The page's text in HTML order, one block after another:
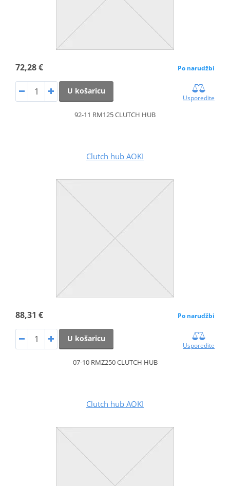
72,28 € Po narudžbi
U košaricu
Usporedite
92-11 RM125 CLUTCH HUB
Clutch hub AOKI
88,31 € Po narudžbi
U košaricu
Usporedite
07-10 RMZ250 CLUTCH HUB
Clutch hub AOKI